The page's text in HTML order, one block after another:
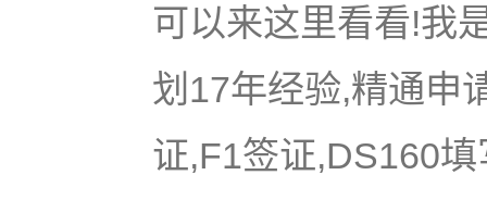
可以来这里看看!我
划17年经验,精通申
证,F1签证,DS160